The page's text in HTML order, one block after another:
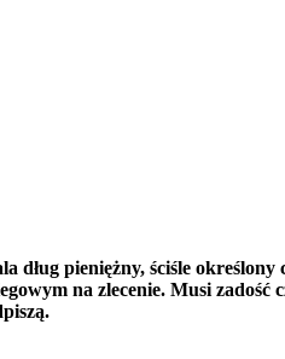
dług pieniężny, ściśle
na zlecenie. Musi